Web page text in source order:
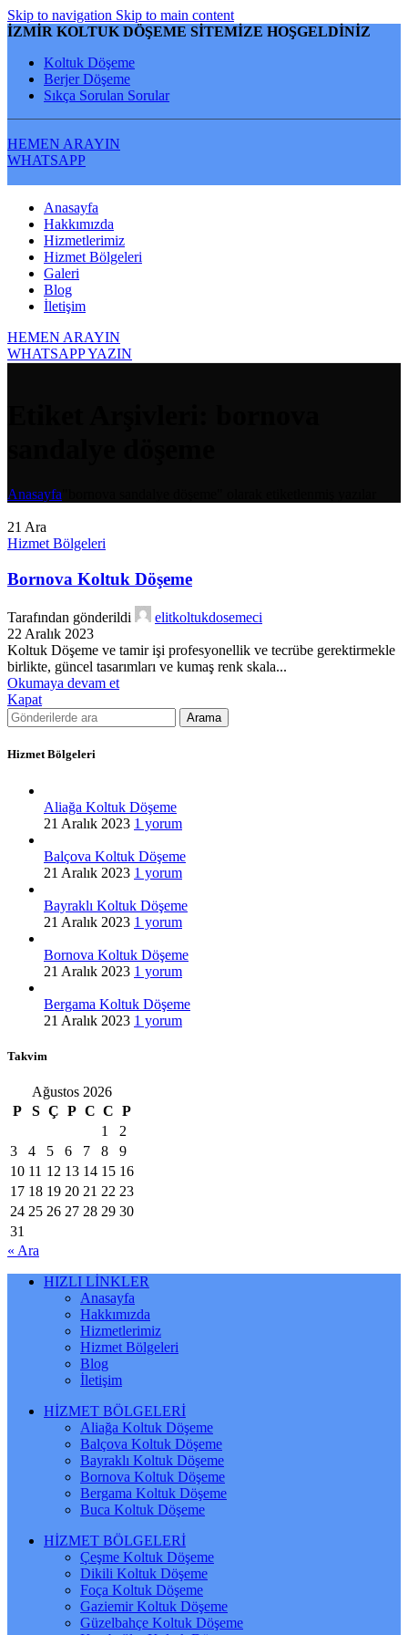
Skip to navigation Skip to main content
İZMİR KOLTUK DÖŞEME SİTEMİZE HOŞGELDİNİZ
Koltuk Döşeme
Berjer Döşeme
Sıkça Sorulan Sorular
HEMEN ARAYIN
WHATSAPP
Anasayfa
Hakkımızda
Hizmetlerimiz
Hizmet Bölgeleri
Galeri
Blog
İletişim
HEMEN ARAYIN
WHATSAPP YAZIN
Anasayfa
21 Ara
Hizmet Bölgeleri
Bornova Koltuk Döşeme
Tarafından gönderildi
elitkoltukdosemeci
22 Aralık 2023
Koltuk Döşeme ve tamir işi profesyonellik ve tecrübe gerektirmekle
birlikte, güncel tasarımları ve kumaş renk skala...
Okumaya devam et
Kapat
Arama
Hizmet Bölgeleri
Aliağa Koltuk Döşeme
21 Aralık 2023 1 yorum
Balçova Koltuk Döşeme
21 Aralık 2023 1 yorum
Bayraklı Koltuk Döşeme
21 Aralık 2023 1 yorum
Bornova Koltuk Döşeme
21 Aralık 2023 1 yorum
Bergama Koltuk Döşeme
21 Aralık 2023 1 yorum
Takvim
Ağustos 2026
P
S Ç P C C P
1
2
3
4 5 6 7 8
9
10 11 12 13 14 15 16
17 18 19 20 21 22 23
24 25 26 27 28 29 30
31
« Ara
HIZLI LİNKLER
Anasayfa
Hakkımızda
Hizmetlerimiz
Hizmet Bölgeleri
Blog
İletişim
HİZMET BÖLGELERİ
Aliağa Koltuk Döşeme
Balçova Koltuk Döşeme
Bayraklı Koltuk Döşeme
Bornova Koltuk Döşeme
Bergama Koltuk Döşeme
Buca Koltuk Döşeme
HİZMET BÖLGELERİ
Çeşme Koltuk Döşeme
Dikili Koltuk Döşeme
Foça Koltuk Döşeme
Gaziemir Koltuk Döşeme
Güzelbahçe Koltuk Döşeme